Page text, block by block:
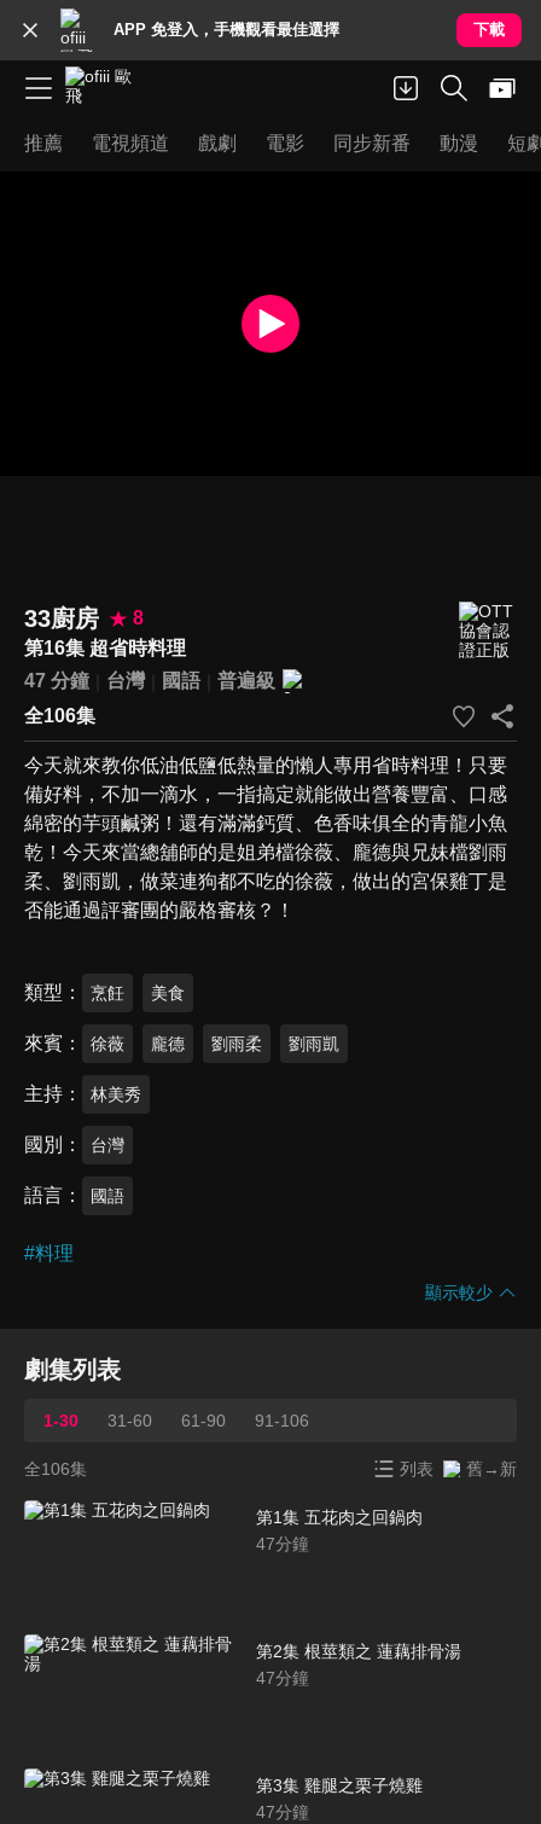
APP 免登入，手機觀看最佳選擇 下載
推薦 電視頻道 戲劇 電影 同步新番 動漫 短
33廚房
8
第16集 超省時料理
47 分鐘
台灣 國語
普遍級
全106集
今天就來教你低油低鹽低熱量的懶人專用省時料理！只要
備好料，不加一滴水，一指搞定就能做出營養豐富、口感
綿密的芋頭鹹粥！還有滿滿鈣質、色香味俱全的青龍小魚
乾！今天來當總舖師的是姐弟檔徐薇、龐德與兄妹檔劉雨
柔、劉雨凱，做菜連狗都不吃的徐薇，做出的宮保雞丁是
否能通過評審團的嚴格審核？！
類型 烹飪 美食
來賓 徐薇 龐德 劉雨柔 劉雨凱
主持 林美秀
國別 台灣
語言 國語
#料理
顯示較少
劇集列表
1-30 31-60 61-90 91-106
全106集 列表 舊→新
第1集 五花肉之回鍋肉
47分鐘
第2集 根莖類之 蓮藕排骨湯
47分鐘
第3集 雞腿之栗子燒雞
47分鐘